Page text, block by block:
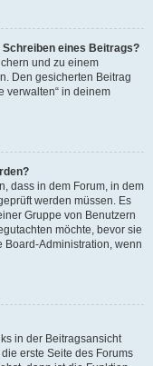
eines Beitrags?
und zu einem
Den gesicherten Beitrag
verwalten“ in deinem
dass in dem Forum, in dem
werden müssen. Es
Gruppe von Benutzern
möchte, bevor sie
Board-Administration, wenn
in der Beitragsansicht
erste Seite des Forums